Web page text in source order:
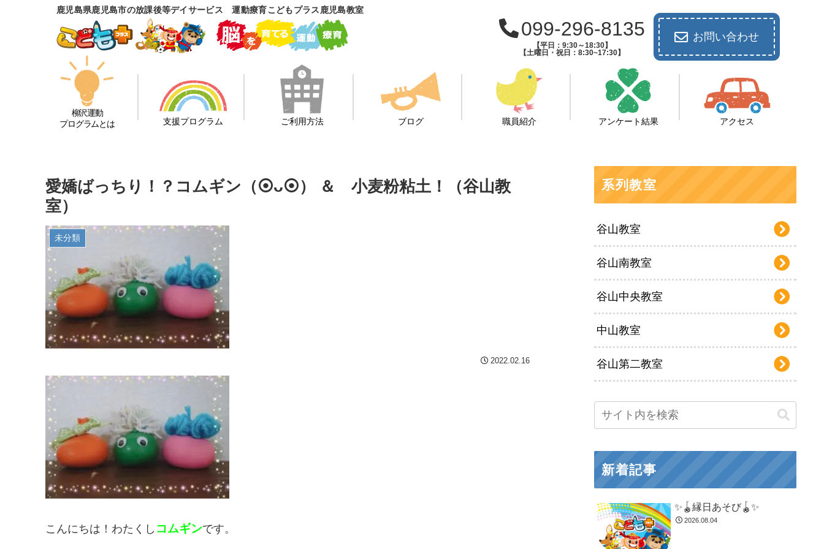
鹿児島県鹿児島市の放課後等デイサービス 運動療育こどもプラス鹿児島教室
099-296-8135
【平日：9:30～18:30】
【土曜日・祝日：8:30~17:30】
お問い合わせ
柳沢運動
プログラムとは
支援プログラム ご利用方法 ブログ 職員紹介 アンケート結果 アクセス
愛嬌ばっちり！？コムギン（⦿ᴗ⦿） ＆ 小麦粉粘土！（谷山教
室）
未分類
2022.02.16
こんにちは！わたくし コムギンです。
系列教室
谷山教室
谷山南教室
谷山中央教室
中山教室
谷山第二教室
新着記事
✨🪀縁日あそび🪀✨
2026.08.04